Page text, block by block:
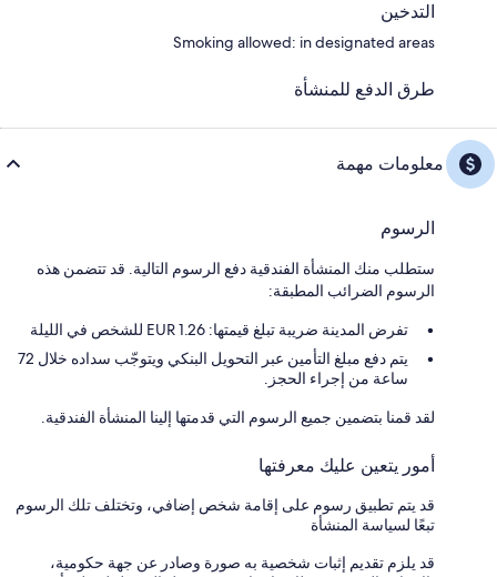
التدخين
Smoking allowed: in designated areas
طرق الدفع للمنشأة
معلومات مهمة
الرسوم
ستطلب منك المنشأة الفندقية دفع الرسوم التالية. قد تتضمن هذه
الرسوم الضرائب المطبقة:
تفرض المدينة ضريبة تبلغ قيمتها: 1.26 EUR للشخص في الليلة
يتم دفع مبلغ التأمين عبر التحويل البنكي ويتوجّب سداده خلال 72
ساعة من إجراء الحجز.
لقد قمنا بتضمين جميع الرسوم التي قدمتها إلينا المنشأة الفندقية.
أمور يتعين عليك معرفتها
قد يتم تطبيق رسوم على إقامة شخص إضافي، وتختلف تلك الرسوم
تبعًا لسياسة المنشأة
قد يلزم تقديم إثبات شخصية به صورة وصادر عن جهة حكومية،